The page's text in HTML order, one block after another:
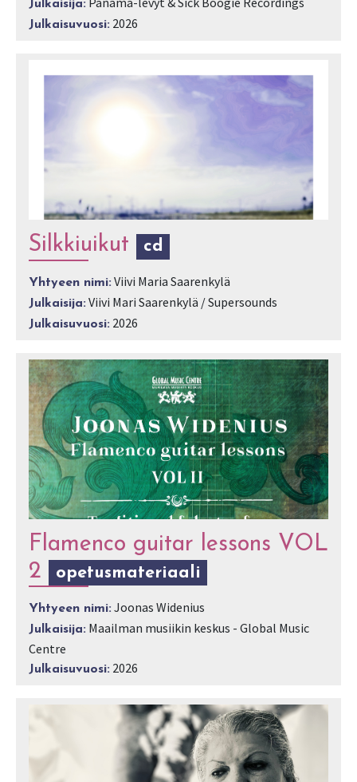
Julkaisija:
Julkaisuvuosi: 2026
Silkkiuikut cd
Yhtyeen nimi: Viivi Maria Saarenkylä
Julkaisija: Viivi Mari Saarenkylä / Supersounds
Julkaisuvuosi: 2026
Flamenco guitar lessons VOL
2
opetusmateriaali
Yhtyeen nimi: Joonas Widenius
Julkaisija: Maailman musiikin keskus - Global Music
Centre
Julkaisuvuosi: 2026